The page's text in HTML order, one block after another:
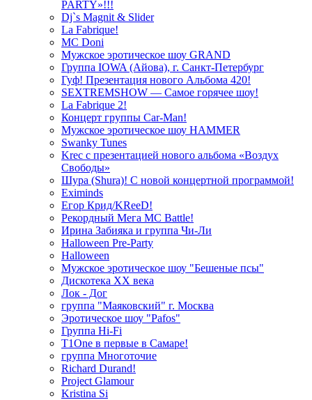
PARTY»!!!
Dj`s Magnit & Slider
La Fabrique!
MC Doni
Мужское эротическое шоу GRAND
Группа IOWA (Айова), г. Санкт-Петербург
Гуф! Презентация нового Альбома 420!
SEXTREMSHOW — Самое горячее шоу!
La Fabrique 2!
Концерт группы Car-Man!
Мужское эротическое шоу HAMMER
Swanky Tunes
Krec с презентацией нового альбома «Воздух
Свободы»
Шура (Shura)! С новой концертной программой!
Eximinds
Егор Крид/KReeD!
Рекордный Мега МС Battle!
Ирина Забияка и группа Чи-Ли
Halloween Pre-Party
Halloween
Мужское эротическое шоу "Бешеные псы"
Дискотека ХХ века
Лок - Дог
группа "Маяковский" г. Москва
Эротическое шоу "Pafos"
Группа Hi-Fi
T1One в первые в Самаре!
группа Многоточие
Richard Durand!
Project Glamour
Kristina Si